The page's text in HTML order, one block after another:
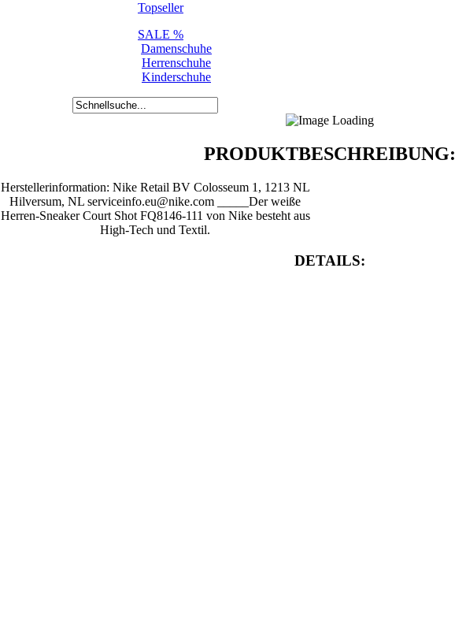
Topseller
SALE %
Damenschuhe
Herrenschuhe
Kinderschuhe
PRODUKTBESCHREIBUNG:
Herstellerinformation: Nike Retail BV Colosseum 1, 1213 NL
Hilversum, NL serviceinfo.eu@nike.com _____Der weiße
Herren-Sneaker Court Shot FQ8146-111 von Nike besteht aus
High-Tech und Textil.
DETAILS: